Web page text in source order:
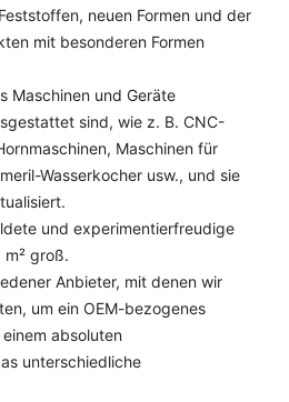
neuen Formen und der
mit besonderen Formen
Maschinen und Geräte
sind, wie z. B. CNC-
Maschinen für
Wasserkocher usw., und sie
und experimentierfreudige
groß.
Anbieter, mit denen wir
um ein OEM-bezogenes
absoluten
unterschiedliche